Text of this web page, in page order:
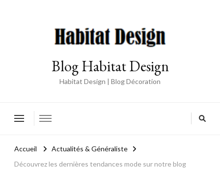
Blog Habitat Design
Habitat Design | Blog Décoration
Accueil
Actualités & Généraliste
Découvrez les dernières tendances mode sur notre blog